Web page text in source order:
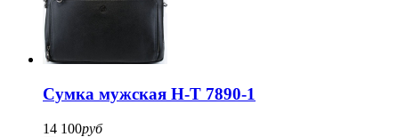
Сумка мужская H-T 7890-1
14 100руб